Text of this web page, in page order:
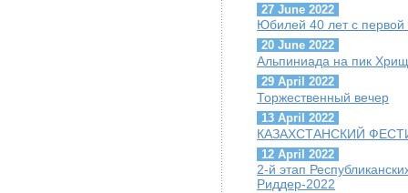
27 June 2022
Юбилей 40 лет с первой
20 June 2022
Альпиниада на пик
29 April 2022
Торжественный вечер
13 April 2022
КАЗАХСТАНСКИЙ
12 April 2022
2-й этап
Риддер-2022